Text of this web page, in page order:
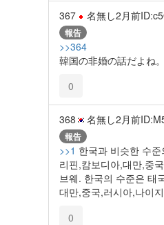
367 名無し2月前
報告
>>364
韓国の非婚の話だよね。
0
368 名無し2月前
報告
>>1 한국과 비슷한 수
리핀,캄보디아,대만,중
브웨. 한국의 수준은 태
대만,중국,러시아,나이
0